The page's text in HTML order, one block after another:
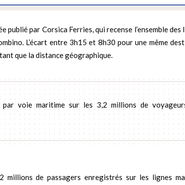
par Corsica Ferries, qui recense l’ensemble des
L’écart entre 3h15 et 8h30 pour une même
que la distance géographique.
voie maritime sur les 3,2 millions de
millions de passagers enregistrés sur les lignes